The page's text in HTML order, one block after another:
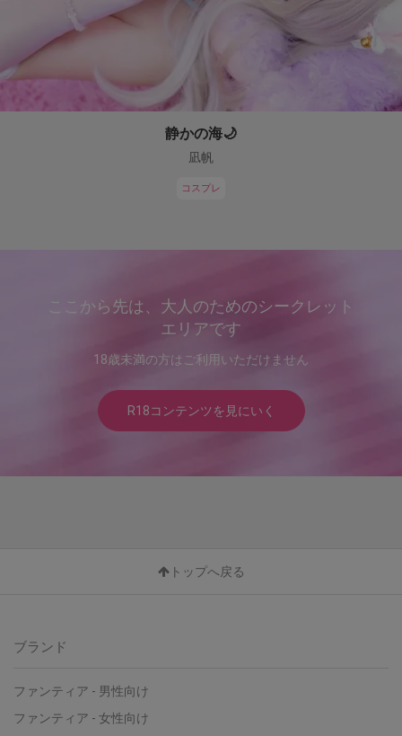
静かの海🌙
凪帆
コスプレ
ここから先は、大人のためのシークレット
エリアです
18歳未満の方はご利用いただけません
R18コンテンツを見にいく
トップへ戻る
ブランド
ファンティア - 男性向け
ファンティア - 女性向け